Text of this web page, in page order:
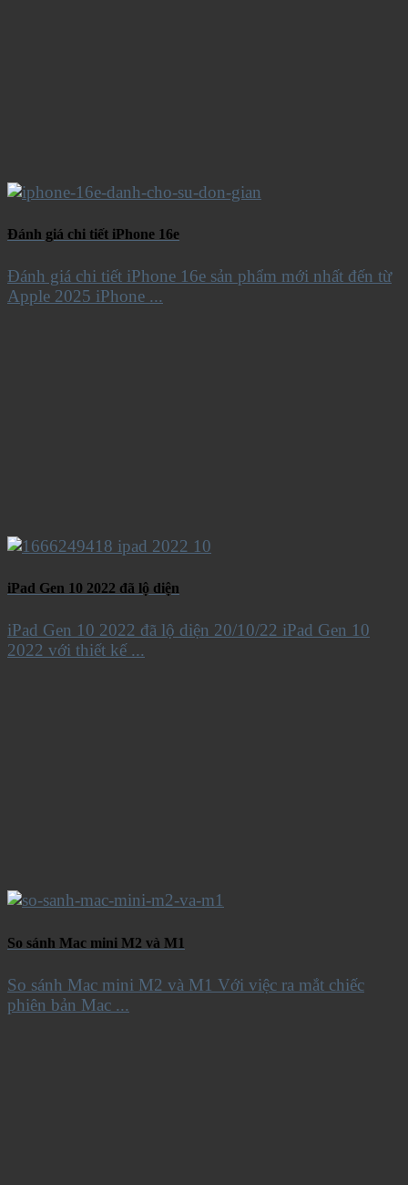
Đánh giá chi tiết iPhone 16e
Đánh giá chi tiết iPhone 16e sản phẩm mới nhất đến từ
Apple 2025 iPhone ...
iPad Gen 10 2022 đã lộ diện
iPad Gen 10 2022 đã lộ diện 20/10/22 iPad Gen 10
2022 với thiết kế ...
So sánh Mac mini M2 và M1
So sánh Mac mini M2 và M1 Với việc ra mắt chiếc
phiên bản Mac ...